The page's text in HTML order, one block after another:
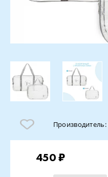
Производитель:
450 ₽